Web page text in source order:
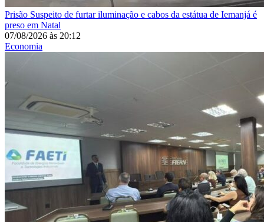
Prisão Suspeito de furtar iluminação e cabos da estátua de Iemanjá é
preso em Natal
07/08/2026 às 20:12
Economia